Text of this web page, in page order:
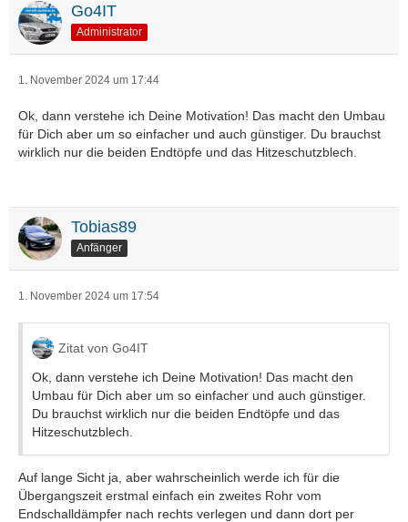
Go4IT
Administrator
1. November 2024 um 17:44
Ok, dann verstehe ich Deine Motivation! Das macht den Umbau
für Dich aber um so einfacher und auch günstiger. Du brauchst
wirklich nur die beiden Endtöpfe und das Hitzeschutzblech.
Tobias89
Anfänger
1. November 2024 um 17:54
Zitat von Go4IT
Ok, dann verstehe ich Deine Motivation! Das macht den
Umbau für Dich aber um so einfacher und auch günstiger.
Du brauchst wirklich nur die beiden Endtöpfe und das
Hitzeschutzblech.
Auf lange Sicht ja, aber wahrscheinlich werde ich für die
Übergangszeit erstmal einfach ein zweites Rohr vom
Endschalldämpfer nach rechts verlegen und dann dort per